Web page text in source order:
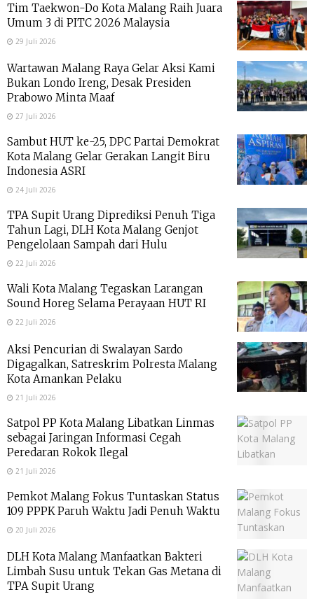
Tim Taekwon-Do Kota Malang Raih Juara
Umum 3 di PITC 2026 Malaysia
29 Juli 2026
Wartawan Malang Raya Gelar Aksi Kami
Bukan Londo Ireng, Desak Presiden
Prabowo Minta Maaf
27 Juli 2026
Sambut HUT ke-25, DPC Partai Demokrat
Kota Malang Gelar Gerakan Langit Biru
Indonesia ASRI
24 Juli 2026
TPA Supit Urang Diprediksi Penuh Tiga
Tahun Lagi, DLH Kota Malang Genjot
Pengelolaan Sampah dari Hulu
22 Juli 2026
Wali Kota Malang Tegaskan Larangan
Sound Horeg Selama Perayaan HUT RI
22 Juli 2026
Aksi Pencurian di Swalayan Sardo
Digagalkan, Satreskrim Polresta Malang
Kota Amankan Pelaku
21 Juli 2026
Satpol PP Kota Malang Libatkan Linmas
sebagai Jaringan Informasi Cegah
Peredaran Rokok Ilegal
21 Juli 2026
Pemkot Malang Fokus Tuntaskan Status
109 PPPK Paruh Waktu Jadi Penuh Waktu
20 Juli 2026
DLH Kota Malang Manfaatkan Bakteri
Limbah Susu untuk Tekan Gas Metana di
TPA Supit Urang